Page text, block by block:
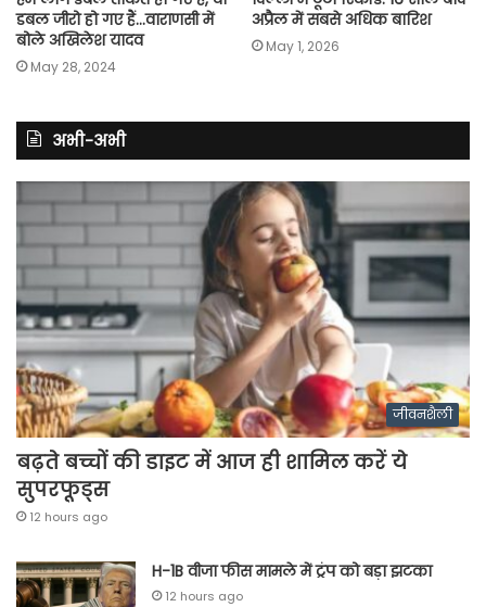
डबल जीरो हो गए हैं…वाराणसी में
बोले अखिलेश यादव
May 28, 2024
अप्रैल में सबसे अधिक बारिश
May 1, 2026
अभी-अभी
जीवनशैली
बढ़ते बच्चों की डाइट में आज ही शामिल करें ये
सुपरफूड्स
12 hours ago
H-1B वीजा फीस मामले में ट्रंप को बड़ा झटका
12 hours ago